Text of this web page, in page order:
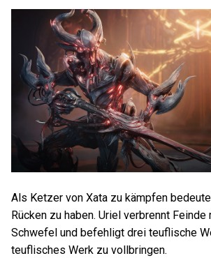
Als Ketzer von Xata zu kämpfen
Rücken zu haben. Uriel verbrennt
Schwefel und befehligt drei teuflische
teuflisches Werk zu vollbringen.